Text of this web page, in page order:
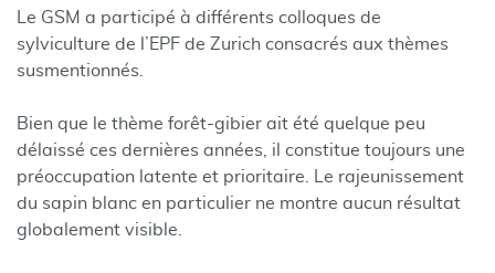
Le GSM a participé à différents colloques de
sylviculture de l’EPF de Zurich consacrés aux thèmes
susmentionnés.
Bien que le thème forêt-gibier ait été quelque peu
délaissé ces dernières années, il constitue toujours une
préoccupation latente et prioritaire. Le rajeunissement
du sapin blanc en particulier ne montre aucun résultat
globalement visible.